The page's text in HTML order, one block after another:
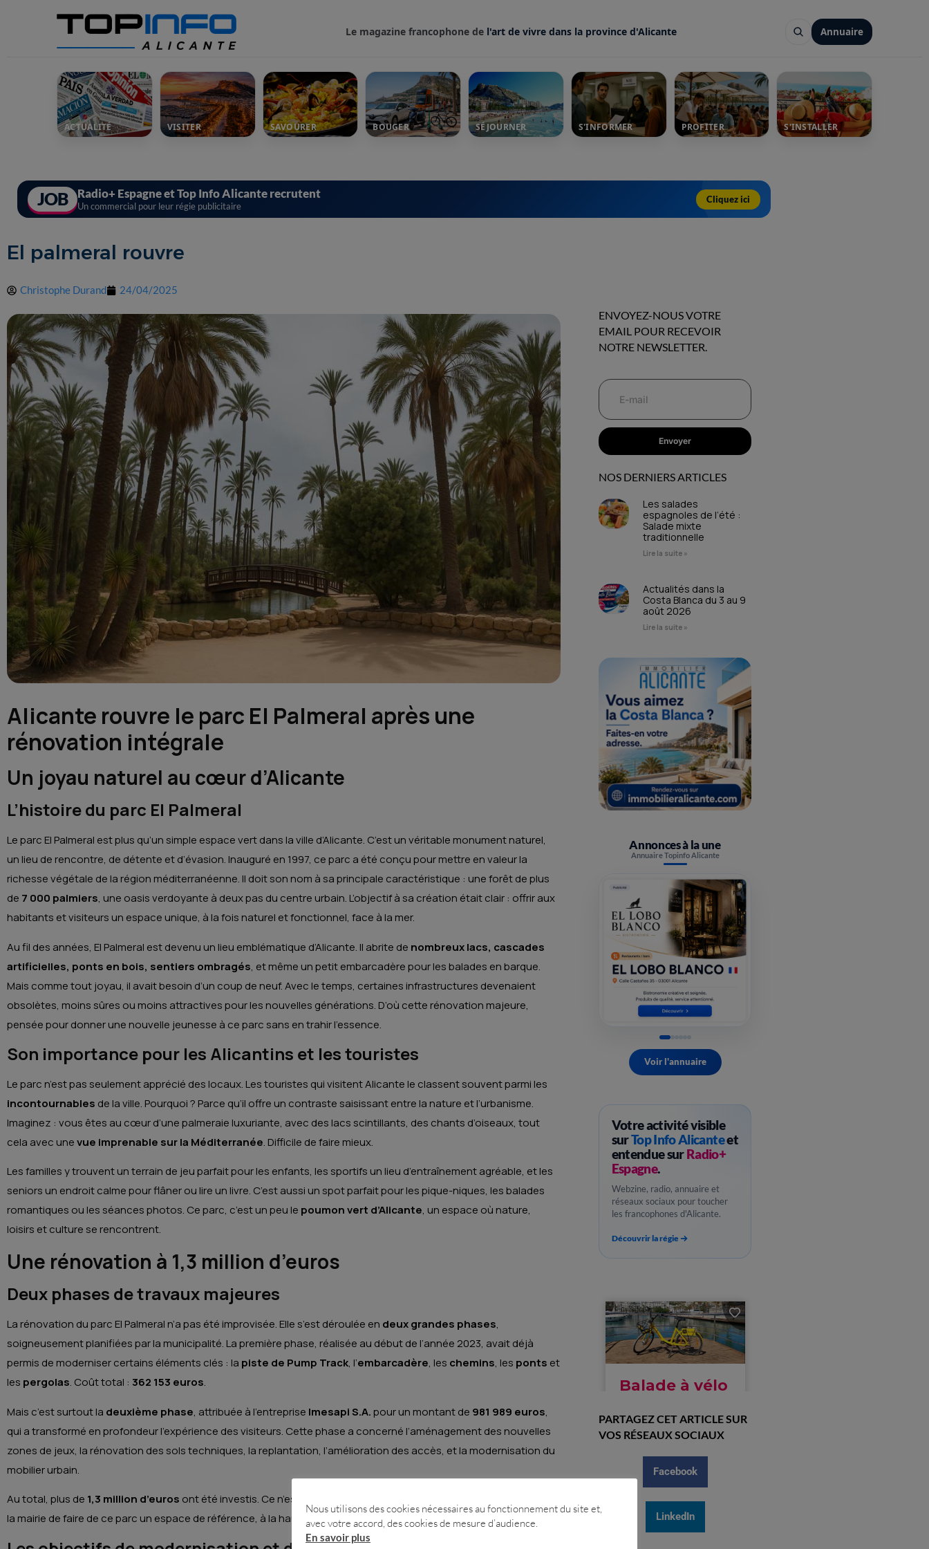
Le magazine francophone de l'art de vivre dans la province d'Alicante Annuaire
ACTUALITÉ VISITER SAVOURER BOUGER SÉJOURNER S'INFORMER PROFITER S'INSTALLER
JOB Radio+ Espagne et Top Info Alicante recrutent
Un commercial pour leur régie publicitaire
Cliquez ici
El palmeral rouvre
Christophe Durand 24/04/2025
Alicante rouvre le parc El Palmeral après une
rénovation intégrale
Un joyau naturel au cœur d’Alicante
L’histoire du parc El Palmeral
Le parc El Palmeral est plus qu’un simple espace vert dans la ville d’Alicante. C’est un véritable monument naturel,
un lieu de rencontre, de détente et d’évasion. Inauguré en 1997, ce parc a été conçu pour mettre en valeur la
richesse végétale de la région méditerranéenne. Il doit son nom à sa principale caractéristique : une forêt de plus
de 7 000 palmiers, une oasis verdoyante à deux pas du centre urbain. L’objectif à sa création était clair : offrir aux
habitants et visiteurs un espace unique, à la fois naturel et fonctionnel, face à la mer.
Au fil des années, El Palmeral est devenu un lieu emblématique d’Alicante. Il abrite de nombreux lacs, cascades
artificielles, ponts en bois, sentiers ombragés, et même un petit embarcadère pour les balades en barque.
Mais comme tout joyau, il avait besoin d’un coup de neuf. Avec le temps, certaines infrastructures devenaient
obsolètes, moins sûres ou moins attractives pour les nouvelles générations. D’où cette rénovation majeure,
pensée pour donner une nouvelle jeunesse à ce parc sans en trahir l’essence.
Son importance pour les Alicantins et les touristes
Le parc n’est pas seulement apprécié des locaux. Les touristes qui visitent Alicante le classent souvent parmi les
incontournables de la ville. Pourquoi ? Parce qu’il offre un contraste saisissant entre la nature et l’urbanisme.
Imaginez : vous êtes au cœur d’une palmeraie luxuriante, avec des lacs scintillants, des chants d’oiseaux, tout
cela avec unevue imprenable sur la Méditerranée. Difficile de faire mieux.
Les familles y trouvent un terrain de jeu parfait pour les enfants, les sportifs un lieu d’entraînement agréable, et les
seniors un endroit calme pour flâner ou lire un livre. C’est aussi un spot parfait pour les pique-niques, les balades
romantiques ou les séances photos. Ce parc, c’est un peu le poumon vert d’Alicante, un espace où nature,
loisirs et culture se rencontrent.
Une rénovation à 1,3 million d’euros
Deux phases de travaux majeures
La rénovation du parc El Palmeral n’a pas été improvisée. Elle s’est déroulée en deux grandes phases,
soigneusement planifiées par la municipalité. La première phase, réalisée au début de l’année 2023, avait déjà
permis de moderniser certains éléments clés : la piste de Pump Track, l’embarcadère, les chemins, les ponts et
les pergolas. Coût total : 362 153 euros.
Mais c’est surtout la deuxième phase, attribuée à l’entreprise Imesapi S.A.pour un montant de 981 989 euros,
qui a transformé en profondeur l’expérience des visiteurs. Cette phase a concerné l’aménagement des nouvelles
zones de jeux, la rénovation des sols techniques, la replantation, l’amélioration des accès, et la modernisation du
mobilier urbain.
Au total, plus de 1,3 million d’euros ont été investis. Ce n’est pas une petite somme, mais elle reflète la volonté de
la mairie de faire de ce parc un espace de référence, à la hauteur des attentes actuelles.
ENVOYEZ-NOUS VOTRE
EMAIL POUR RECEVOIR
NOTRE NEWSLETTER.
Envoyer
NOS DERNIERS ARTICLES
Les salades
espagnoles de l’été :
Salade mixte
traditionnelle
Lire la suite »
Actualités dans la
Costa Blanca du 3 au 9
août 2026
Lire la suite »
Annonces à la une
Annuaire Topinfo Alicante
Voir l'annuaire
Votre activité visible
surTop Info Alicanteet
entendue surRadio+
Espagne.
Webzine, radio, annuaire et
réseaux sociaux pour toucher
les francophones d'Alicante.
Découvrir la régie
PARTAGEZ CET ARTICLE SUR
VOS RÉSEAUX SOCIAUX
Facebook
LinkedIn
Nous utilisons des cookies nécessaires au fonctionnement du site et,
avec votre accord, des cookies de mesure d’audience.
En savoir plus